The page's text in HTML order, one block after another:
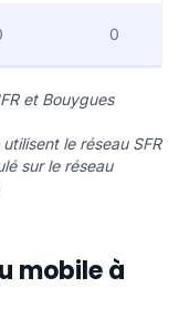
0
et Bouygues
le réseau SFR
sur le réseau
mobile à